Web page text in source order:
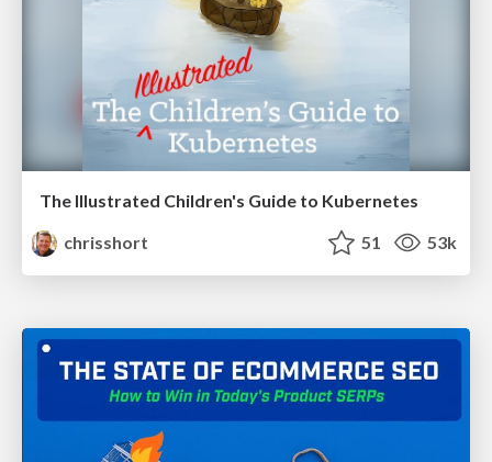
The Illustrated Children's Guide to Kubernetes
chrisshort
51 53k